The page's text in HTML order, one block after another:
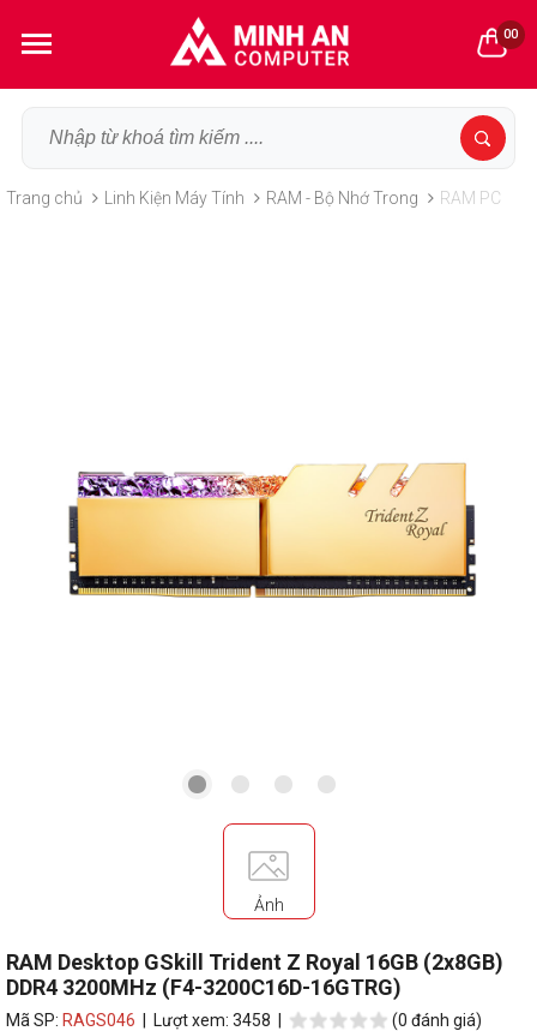
00
Trang chủ Linh Kiện Máy Tính RAM - Bộ Nhớ Trong RAM PC
Ảnh
RAM Desktop GSkill Trident Z Royal 16GB (2x8GB)
DDR4 3200MHz (F4-3200C16D-16GTRG)
Mã SP: RAGS046 | Lượt xem: 3458 | (0 đánh giá)